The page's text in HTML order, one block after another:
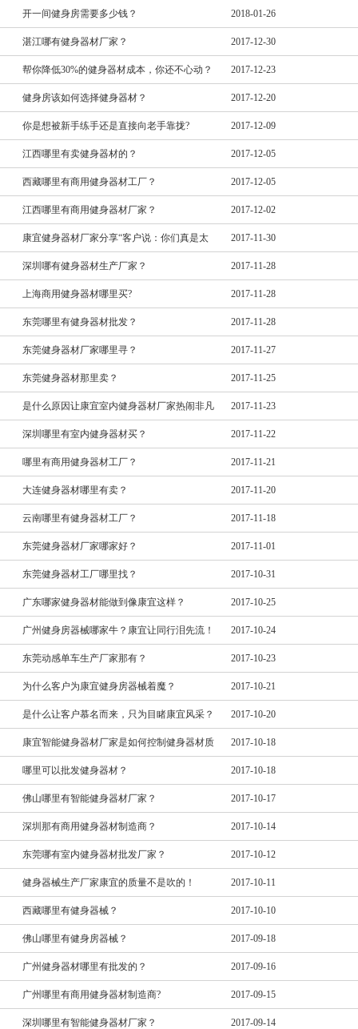
开一间健身房需要多少钱？ 2018-01-26
湛江哪有健身器材厂家？ 2017-12-30
帮你降低30%的健身器材成本，你还不心动？ 2017-12-23
健身房该如何选择健身器材？ 2017-12-20
你是想被新手练手还是直接向老手靠拢? 2017-12-09
江西哪里有卖健身器材的？ 2017-12-05
西藏哪里有商用健身器材工厂？ 2017-12-05
江西哪里有商用健身器材厂家？ 2017-12-02
康宜健身器材厂家分享“客户说：你们真是太 2017-11-30
深圳哪有健身器材生产厂家？ 2017-11-28
上海商用健身器材哪里买? 2017-11-28
东莞哪里有健身器材批发？ 2017-11-28
东莞健身器材厂家哪里寻？ 2017-11-27
东莞健身器材那里卖？ 2017-11-25
是什么原因让康宜室内健身器材厂家热闹非凡 2017-11-23
深圳哪里有室内健身器材买？ 2017-11-22
哪里有商用健身器材工厂？ 2017-11-21
大连健身器材哪里有卖？ 2017-11-20
云南哪里有健身器材工厂？ 2017-11-18
东莞健身器材厂家哪家好？ 2017-11-01
东莞健身器材工厂哪里找？ 2017-10-31
广东哪家健身器材能做到像康宜这样？ 2017-10-25
广州健身房器械哪家牛？康宜让同行泪先流！ 2017-10-24
东莞动感单车生产厂家那有？ 2017-10-23
为什么客户为康宜健身房器械着魔？ 2017-10-21
是什么让客户慕名而来，只为目睹康宜风采？ 2017-10-20
康宜智能健身器材厂家是如何控制健身器材质 2017-10-18
哪里可以批发健身器材？ 2017-10-18
佛山哪里有智能健身器材厂家？ 2017-10-17
深圳那有商用健身器材制造商？ 2017-10-14
东莞哪有室内健身器材批发厂家？ 2017-10-12
健身器械生产厂家康宜的质量不是吹的！ 2017-10-11
西藏哪里有健身器械？ 2017-10-10
佛山哪里有健身房器械？ 2017-09-18
广州健身器材哪里有批发的？ 2017-09-16
广州哪里有商用健身器材制造商? 2017-09-15
深圳哪里有智能健身器材厂家？ 2017-09-14